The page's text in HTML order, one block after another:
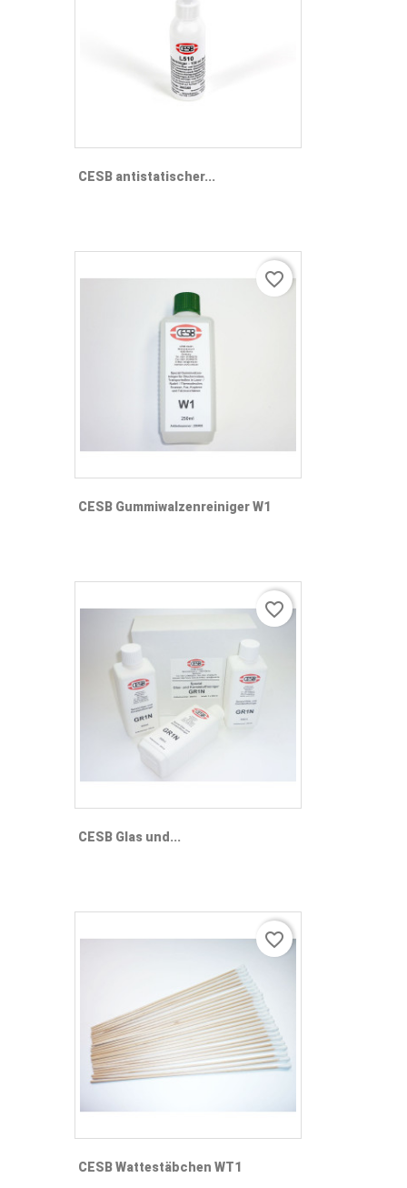
CESB antistatischer...
CESB Gummiwalzenreiniger W1
favorite_border
CESB Glas und...
favorite_border
CESB Wattestäbchen WT1
favorite_border